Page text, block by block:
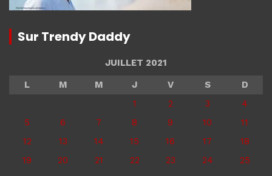
Sur Trendy Daddy
JUILLET 2021
L
M M J V S
D
1
2 3
4
5
6 7 8 9 10
11
12
13 14 15 16 17
18
19
20 21 22 23 24
25